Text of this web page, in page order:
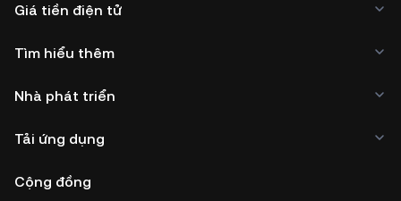
Giá tiền điện tử
Tìm hiểu thêm
Nhà phát triển
Tải ứng dụng
Cộng đồng